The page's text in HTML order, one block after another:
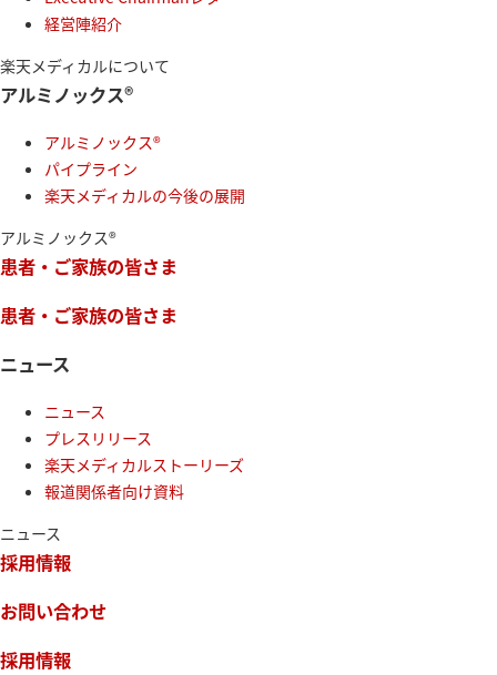
経営陣紹介
楽天メディカルについて
アルミノックス®
アルミノックス®
パイプライン
楽天メディカルの今後の展開
アルミノックス®
患者・ご家族の皆さま
患者・ご家族の皆さま
ニュース
ニュース
プレスリリース
楽天メディカルストーリーズ
報道関係者向け資料
ニュース
採用情報
お問い合わせ
採用情報